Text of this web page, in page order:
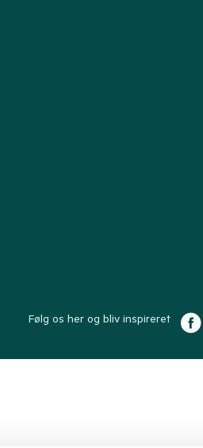
Følg os her og bliv inspireret